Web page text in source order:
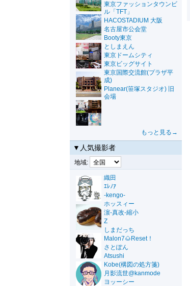
東京ファッションタウンビ
ル「TFT」
HACOSTADIUM 大阪
名古屋市公会堂
Booty東京
としまえん
東京ドームシティ
東京ビッグサイト
東京国際交流館(プラザ平
成)
Planear(笹塚スタジオ) 旧
会場
もっと見る→
▼人気撮影者
地域:
織田
ｴﾚﾉｱ
-kengo-
ホッスィー
濵-真改-縮小
Z
しまだっち
Malon7🌰Reset！
さとぽん
Atsushi
Kobe(構図の処方箋)
月影流世@kanmode
ヨッーシー